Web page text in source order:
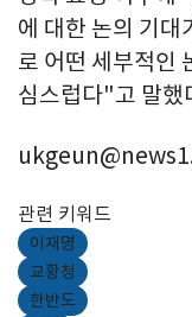
에 대한 논의 기
로 어떤 세부적인
심스럽다"고 말했
관련 키워드
이재명
교황청
한반도